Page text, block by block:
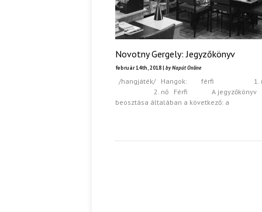
Novotny Gergely: Jegyzőkönyv
február 14th, 2018 | by Napút Online
/hangjáték/ Hangok: férfi 1.
2. nő Férfi A jegyzőkönyv
beosztása általában a következő: a